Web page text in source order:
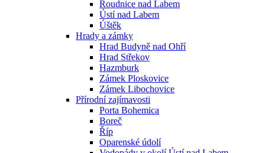
Roudnice nad Labem
Ústí nad Labem
Úštěk
Hrady a zámky
Hrad Budyně nad Ohří
Hrad Střekov
Hazmburk
Zámek Ploskovice
Zámek Libochovice
Přírodní zajímavosti
Porta Bohemica
Boreč
Říp
Oparenské údolí